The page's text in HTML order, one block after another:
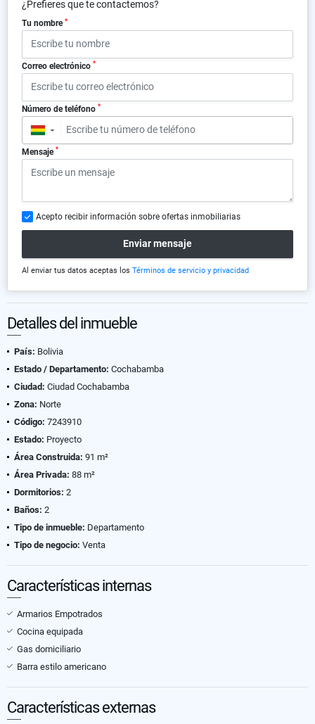
¿Prefieres que te contactemos?
Tu nombre *
Correo electrónico *
Número de teléfono *
▼
Mensaje *
Acepto recibir información sobre ofertas inmobiliarias
Enviar mensaje
Al enviar tus datos aceptas los Términos de servicio y privacidad
Detalles del inmueble
País: Bolivia
Estado / Departamento: Cochabamba
Ciudad: Ciudad Cochabamba
Zona: Norte
Código: 7243910
Estado: Proyecto
Área Construida: 91 m²
Área Privada: 88 m²
Dormitorios: 2
Baños: 2
Tipo de inmueble: Departamento
Tipo de negocio: Venta
Características internas
Armarios Empotrados
Cocina equipada
Gas domiciliario
Barra estilo americano
Características externas